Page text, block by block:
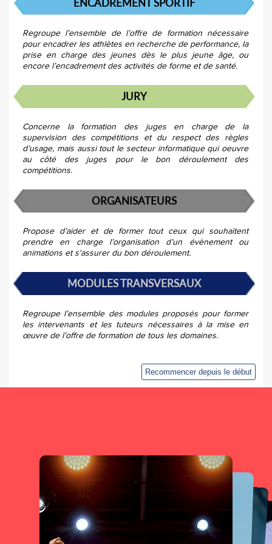
ENCADREMENT SPORTIF
Regroupe l’ensemble de l’offre de formation nécessaire
pour encadrer les athlètes en recherche de performance, la
prise en charge des jeunes dès le plus jeune âge, ou
encore l’encadrement des activités de forme et de santé.
JURY
Concerne la formation des juges en charge de la
supervision des compétitions et du respect des règles
d’usage, mais aussi tout le secteur informatique qui oeuvre
au côté des juges pour le bon déroulement des
compétitions.
ORGANISATEURS
Propose d’aider et de former tout ceux qui souhaitent
prendre en charge l’organisation d’un évènement ou
animations et s'assurer du bon déroulement.
MODULES TRANSVERSAUX
Regroupe l’ensemble des modules proposés pour former
les intervenants et les tuteurs nécessaires à la mise en
œuvre de l’offre de formation de tous les domaines.